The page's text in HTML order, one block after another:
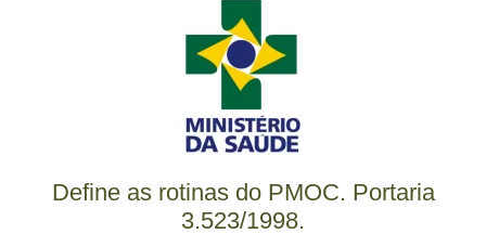
Define as rotinas do PMOC. Portaria
3.523/1998.